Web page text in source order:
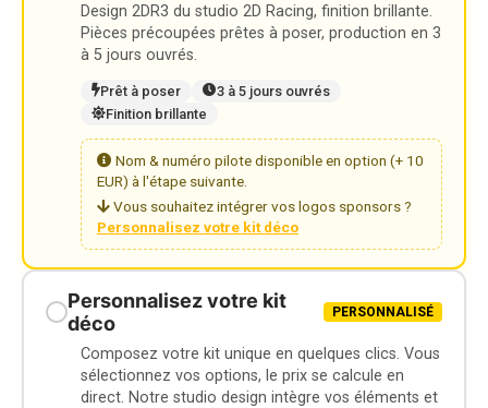
Design 2DR3 du studio 2D Racing, finition brillante.
Pièces précoupées prêtes à poser, production en 3
à 5 jours ouvrés.
Prêt à poser
3 à 5 jours ouvrés
Finition brillante
Nom & numéro pilote disponible en option (+ 10
EUR) à l'étape suivante.
Vous souhaitez intégrer vos logos sponsors ?
Personnalisez votre kit déco
Personnalisez votre kit
déco
PERSONNALISÉ
Composez votre kit unique en quelques clics. Vous
sélectionnez vos options, le prix se calcule en
direct. Notre studio design intègre vos éléments et